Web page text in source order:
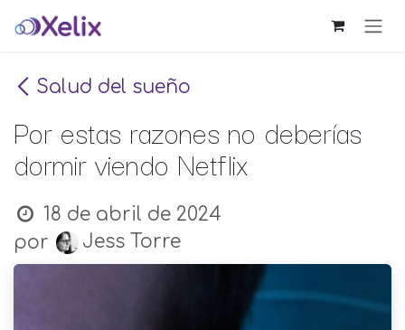
Ir al contenido
Salud del sueño
Por estas razones no deberías
dormir viendo Netflix
18 de abril de 2024
por
Jess Torre